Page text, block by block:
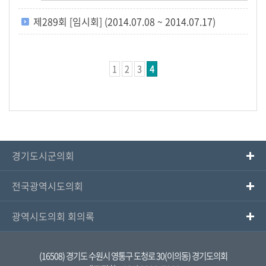
제289회 [임시회] (2014.07.08 ~ 2014.07.17)
1 2 3 4
경기도시군의회
전국광역시도의회
광역시도의회 회의록
(16508) 경기도 수원시 영통구 도청로 30(이의동) 경기도의회